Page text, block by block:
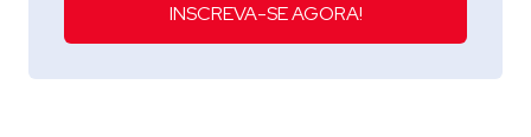
INSCREVA-SE AGORA!